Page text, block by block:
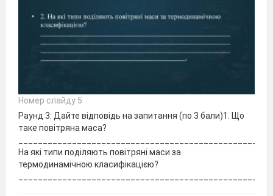
Номер слайду 5
Раунд 3: Дайте відповідь на запитання (по 3 бали)1. Що
таке повітряна маса?
На які типи поділяють повітряні маси за
термодинамічною класифікацією?